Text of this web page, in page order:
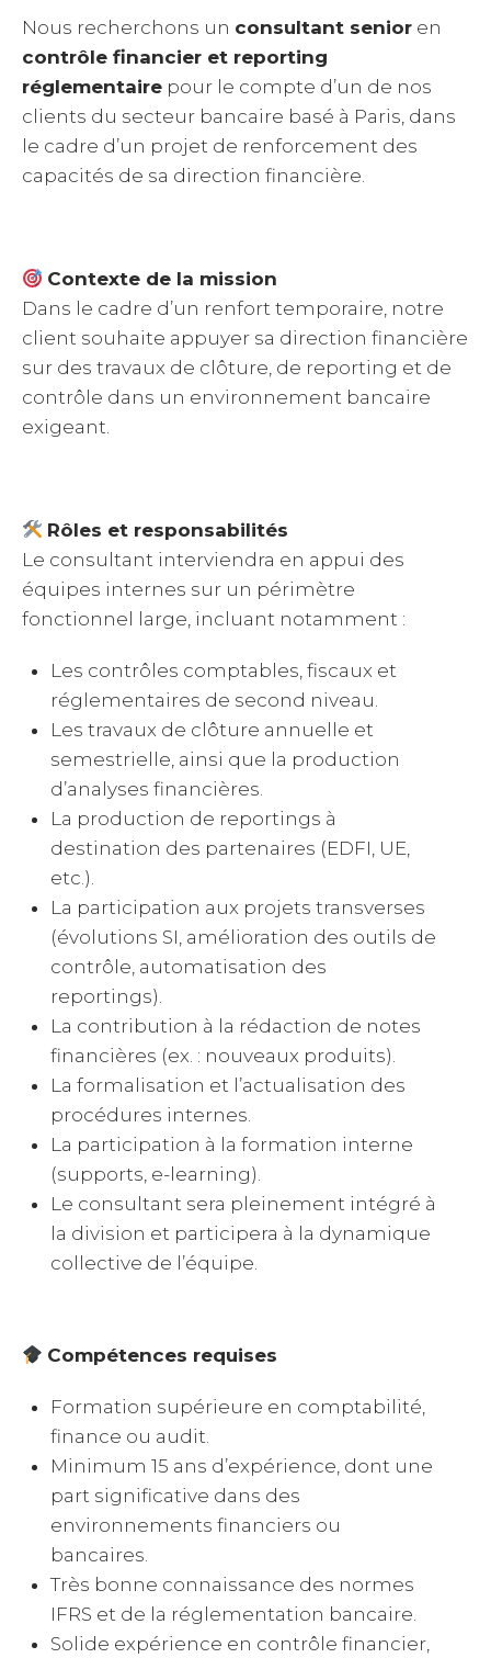
Nous recherchons un consultant senior en
contrôle financier et reporting
réglementaire pour le compte d’un de nos
clients du secteur bancaire basé à Paris, dans
le cadre d’un projet de renforcement des
capacités de sa direction financière.
Contexte de la mission
Dans le cadre d’un renfort temporaire, notre
client souhaite appuyer sa direction financière
sur des travaux de clôture, de reporting et de
contrôle dans un environnement bancaire
exigeant.
Rôles et responsabilités
Le consultant interviendra en appui des
équipes internes sur un périmètre
fonctionnel large, incluant notamment :
Les contrôles comptables, fiscaux et
réglementaires de second niveau.
Les travaux de clôture annuelle et
semestrielle, ainsi que la production
d’analyses financières.
La production de reportings à
destination des partenaires (EDFI, UE,
etc.).
La participation aux projets transverses
(évolutions SI, amélioration des outils de
contrôle, automatisation des
reportings).
La contribution à la rédaction de notes
financières (ex. : nouveaux produits).
La formalisation et l’actualisation des
procédures internes.
La participation à la formation interne
(supports, e-learning).
Le consultant sera pleinement intégré à
la division et participera à la dynamique
collective de l’équipe.
Compétences requises
Formation supérieure en comptabilité,
finance ou audit.
Minimum 15 ans d’expérience, dont une
part significative dans des
environnements financiers ou
bancaires.
Très bonne connaissance des normes
IFRS et de la réglementation bancaire.
Solide expérience en contrôle financier,